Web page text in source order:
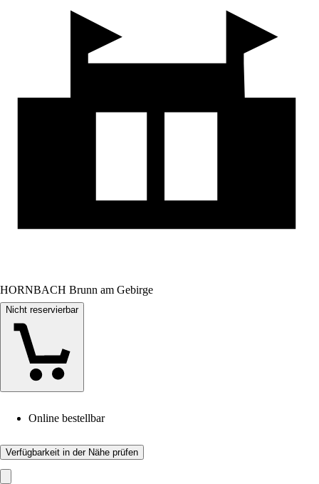
HORNBACH Brunn am Gebirge
Nicht reservierbar
Online bestellbar
Verfügbarkeit in der Nähe prüfen